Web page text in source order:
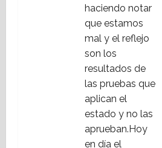
haciendo notar
que estamos
mal y el reflejo
son los
resultados de
las pruebas que
aplican el
estado y no las
aprueban.Hoy
en día el